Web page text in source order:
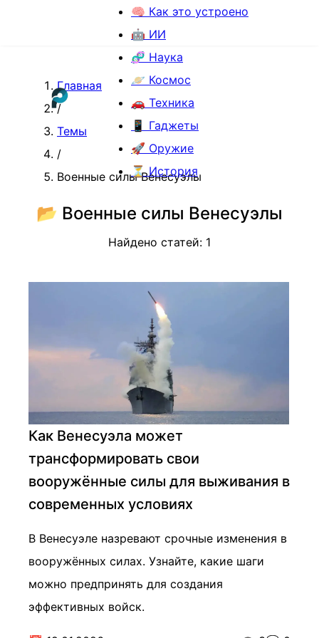
🧠 Как это устроено
🤖 ИИ
🧬 Наука
🪐 Космос
🚗 Техника
📱 Гаджеты
🚀 Оружие
⏳ История
Главная
/
Темы
/
Военные силы Венесуэлы
📂 Военные силы Венесуэлы
Найдено статей: 1
Как Венесуэла может
трансформировать свои
вооружённые силы для выживания в
современных условиях
В Венесуэле назревают срочные изменения в
вооружённых силах. Узнайте, какие шаги
можно предпринять для создания
эффективных войск.